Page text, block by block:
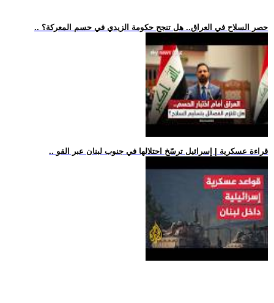
.. حصر السلاح في العراق.. هل تنجح حكومة الزيدي في حسم المعركة؟
.. قراءة عسكرية | إسرائيل ترسّخ احتلالها في جنوب لبنان عبر القو